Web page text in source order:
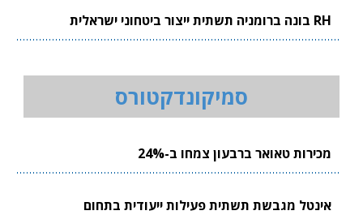
RH בונה ברומניה תשתית ייצור ביטחוני ישראלית
סמיקונדקטורס
מכירות טאואר ברבעון צמחו ב-24%
אינטל מגבשת תשתית פעילות ייעודית בתחום